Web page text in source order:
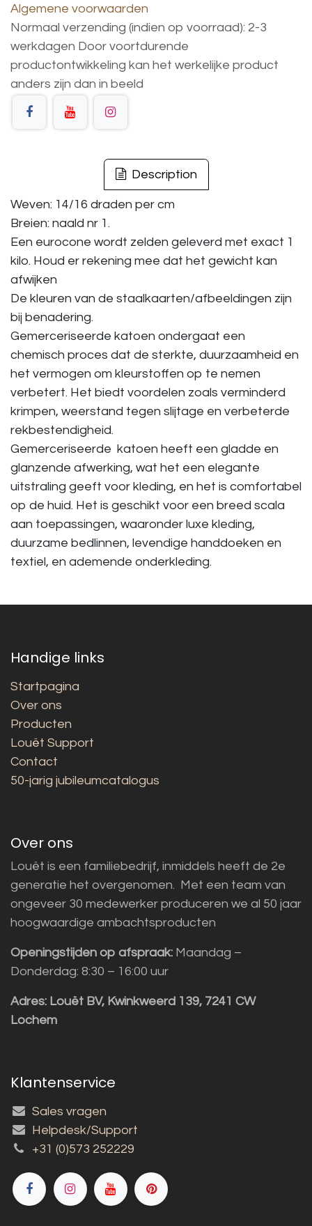
Algemene voorwaarden
Normaal verzending (indien op voorraad): 2-3
werkdagen Door voortdurende
productontwikkeling kan het werkelijke product
anders zijn dan in beeld
Description
Weven: 14/16 draden per cm
Breien: naald nr 1.
Een eurocone wordt zelden geleverd met exact 1
kilo. Houd er rekening mee dat het gewicht kan
afwijken
De kleuren van de staalkaarten/afbeeldingen zijn
bij benadering.
Gemerceriseerde katoen ondergaat een
chemisch proces dat de sterkte, duurzaamheid en
het vermogen om kleurstoffen op te nemen
verbetert. Het biedt voordelen zoals verminderd
krimpen, weerstand tegen slijtage en verbeterde
rekbestendigheid.
Gemerceriseerde katoen heeft een gladde en
glanzende afwerking, wat het een elegante
uitstraling geeft voor kleding, en het is comfortabel
op de huid. Het is geschikt voor een breed scala
aan toepassingen, waaronder luxe kleding,
duurzame bedlinnen, levendige handdoeken en
textiel, en ademende onderkleding.
Handige links
Startpagina
Over ons
Producten
Louët Support
Contact
50-jarig jubileumcatalogus
Over ons
Louët is een familiebedrijf, inmiddels heeft de 2e
generatie het overgenomen. Met een team van
ongeveer 30 medewerker produceren we al 50 jaar
hoogwaardige ambachtsproducten
Openingstijden op afspraak: Maandag –
Donderdag: 8:30 – 16:00 uur
Adres: Louët BV, Kwinkweerd 139, 7241 CW
Lochem
Klantenservice
Sales vragen
Helpdesk/Support
+31 (0)573 252229